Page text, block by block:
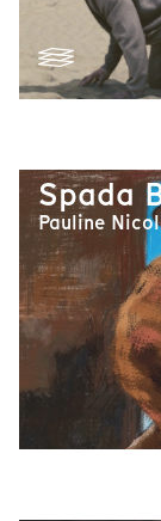
Spada
Pauline